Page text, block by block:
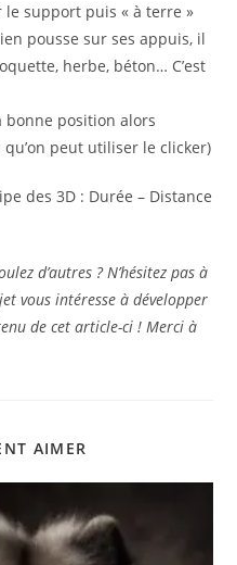
le support puis « à terre »
pousse sur ses appuis, il
herbe, béton… C’est
position alors
qu’on peut utiliser le clicker)
des 3D : Durée – Distance
d’autres ? N’hésitez pas à
vous intéresse à développer
de cet article-ci ! Merci à
AIMER